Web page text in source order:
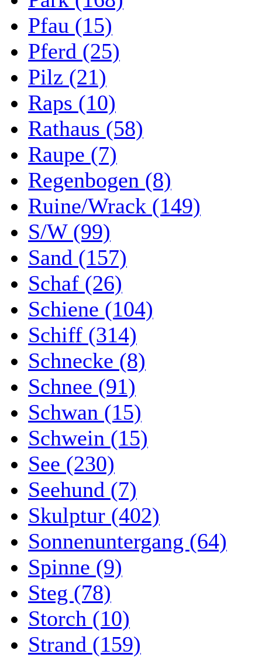
Pfau (15)
Pferd (25)
Pilz (21)
Raps (10)
Rathaus (58)
Raupe (7)
Regenbogen (8)
Ruine/Wrack (149)
S/W (99)
Sand (157)
Schaf (26)
Schiene (104)
Schiff (314)
Schnecke (8)
Schnee (91)
Schwan (15)
Schwein (15)
See (230)
Seehund (7)
Skulptur (402)
Sonnenuntergang (64)
Spinne (9)
Steg (78)
Storch (10)
Strand (159)